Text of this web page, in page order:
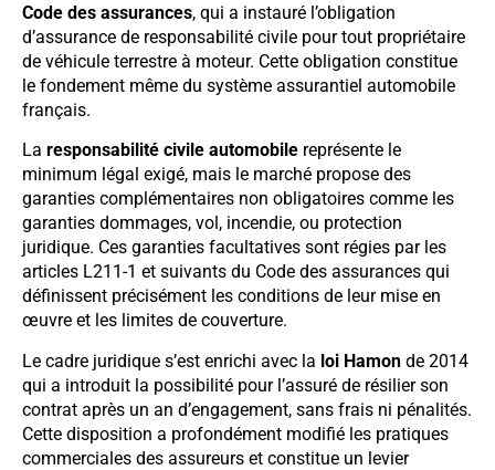
Code des assurances, qui a instauré l’obligation
d’assurance de responsabilité civile pour tout propriétaire
de véhicule terrestre à moteur. Cette obligation constitue
le fondement même du système assurantiel automobile
français.
La responsabilité civile automobile représente le
minimum légal exigé, mais le marché propose des
garanties complémentaires non obligatoires comme les
garanties dommages, vol, incendie, ou protection
juridique. Ces garanties facultatives sont régies par les
articles L211-1 et suivants du Code des assurances qui
définissent précisément les conditions de leur mise en
œuvre et les limites de couverture.
Le cadre juridique s’est enrichi avec la loi Hamon de 2014
qui a introduit la possibilité pour l’assuré de résilier son
contrat après un an d’engagement, sans frais ni pénalités.
Cette disposition a profondément modifié les pratiques
commerciales des assureurs et constitue un levier